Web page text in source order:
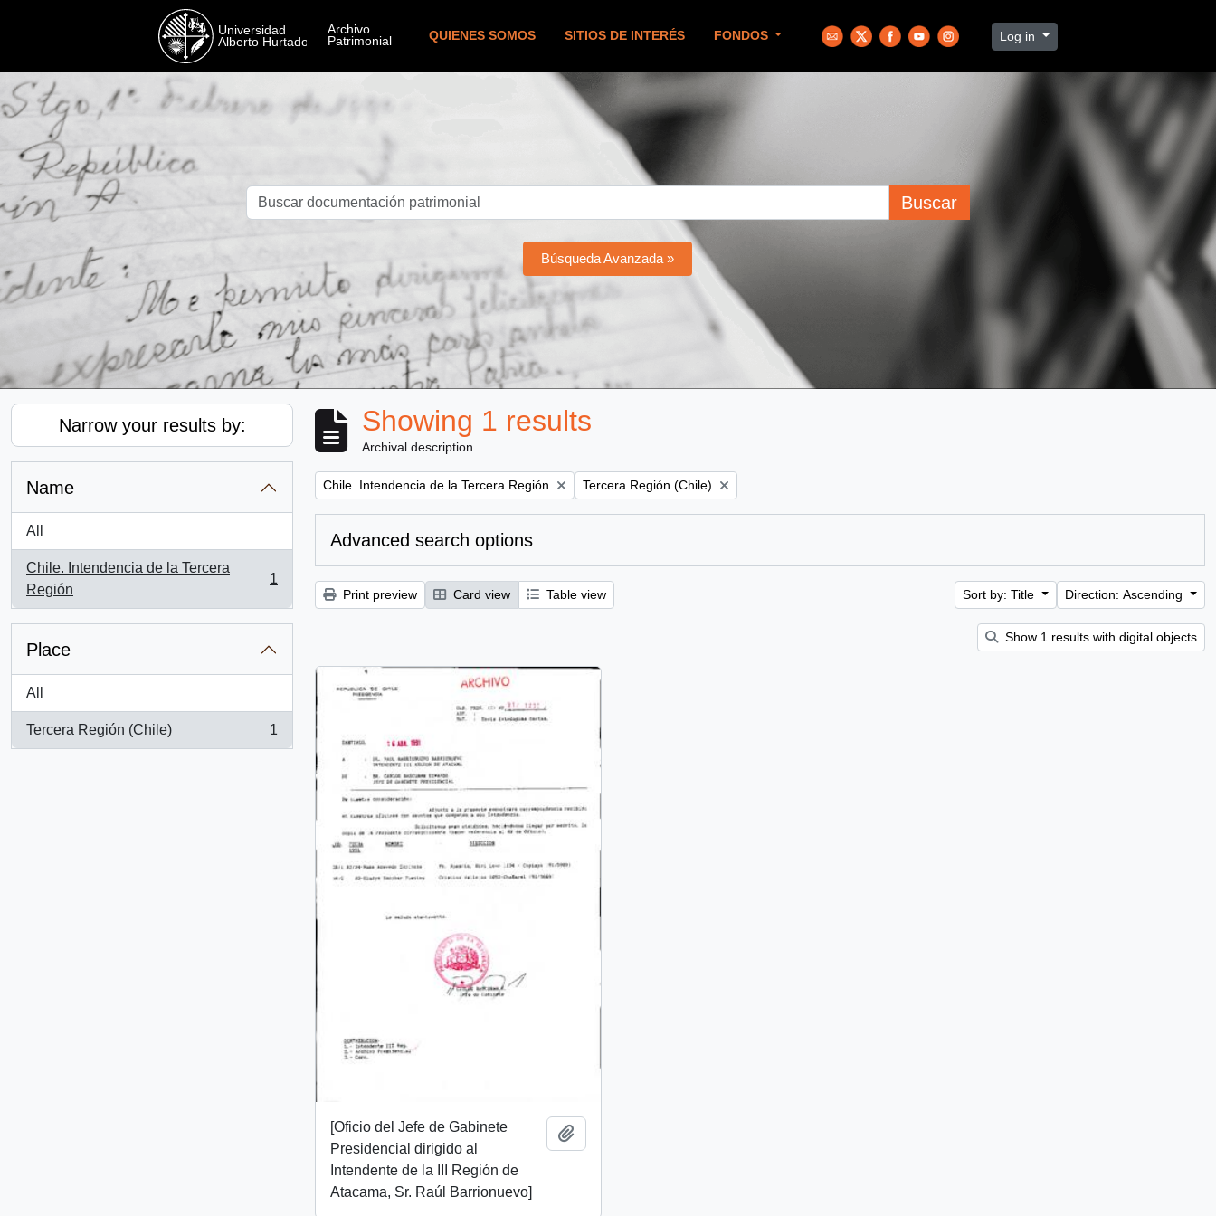
QUIENES SOMOS SITIOS DE INTERÉS FONDOS Log in
Buscar
Búsqueda Avanzada »
Narrow your results by:
Name
All
Chile. Intendencia de la Tercera
Región
, 1 results
1
Place
All
Tercera Región (Chile)
, 1 results
1
Showing 1 results
Archival description
Remove filter:
Chile. Intendencia de la Tercera Región Remove filter:
Tercera Región (Chile)
Advanced search options
Print preview Card view Table view Sort by: Title Direction: Ascending
Show 1 results with digital objects
[Oficio del Jefe de Gabinete
Presidencial dirigido al
Intendente de la III Región de
Atacama, Sr. Raúl Barrionuevo]